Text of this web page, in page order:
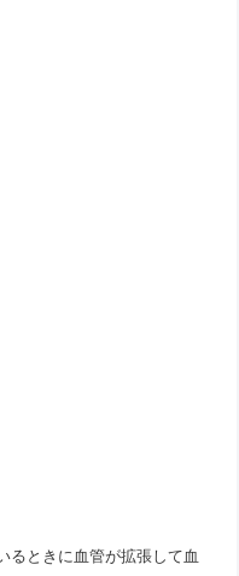
るときに血管が拡張して血